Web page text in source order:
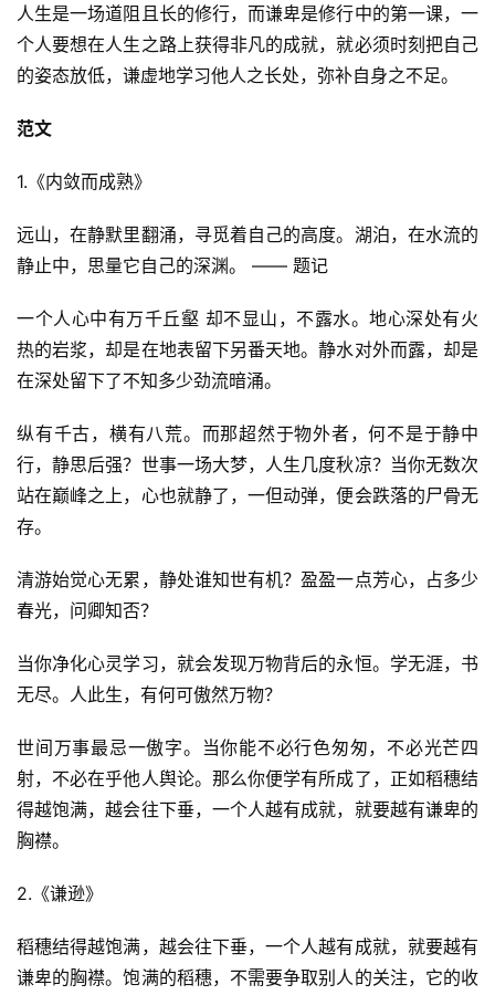
人生是一场道阻且长的修行，而谦卑是修行中的第一课，一
个人要想在人生之路上获得非凡的成就，就必须时刻把自己
的姿态放低，谦虚地学习他人之长处，弥补自身之不足。
范文
1.《内敛而成熟》
远山，在静默里翻涌，寻觅着自己的高度。湖泊，在水流的
静止中，思量它自己的深渊。 —— 题记
一个人心中有万千丘壑 却不显山，不露水。地心深处有火
热的岩浆，却是在地表留下另番天地。静水对外而露，却是
在深处留下了不知多少劲流暗涌。
纵有千古，横有八荒。而那超然于物外者，何不是于静中
行，静思后强？世事一场大梦，人生几度秋凉？当你无数次
站在巅峰之上，心也就静了，一但动弹，便会跌落的尸骨无
存。
清游始觉心无累，静处谁知世有机？盈盈一点芳心，占多少
春光，问卿知否？
当你净化心灵学习，就会发现万物背后的永恒。学无涯，书
无尽。人此生，有何可傲然万物？
世间万事最忌一傲字。当你能不必行色匆匆，不必光芒四
射，不必在乎他人舆论。那么你便学有所成了，正如稻穗结
得越饱满，越会往下垂，一个人越有成就，就要越有谦卑的
胸襟。
2.《谦逊》
稻穗结得越饱满，越会往下垂，一个人越有成就，就要越有
谦卑的胸襟。饱满的稻穗，不需要争取别人的关注，它的收